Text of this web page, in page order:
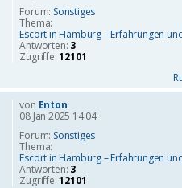
Forum: Sonstiges
Thema:
Escort in Hamburg – Erfahrungen
Antworten: 3
Zugriffe:12101
von Enton
08 Jan 2025 14:04
Forum: Sonstiges
Thema:
Escort in Hamburg – Erfahrungen
Antworten: 3
Zugriffe:12101